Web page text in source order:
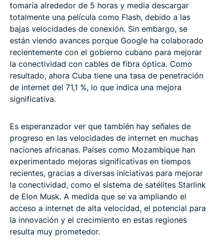
tomaría alrededor de 5 horas y media descargar
totalmente una película como Flash, debido a las
bajas velocidades de conexión. Sin embargo, se
están viendo avances porque Google ha colaborado
recientemente con el gobierno cubano para mejorar
la conectividad con cables de fibra óptica. Como
resultado, ahora Cuba tiene una tasa de penetración
de internet del 71,1 %, lo que indica una mejora
significativa.
Es esperanzador ver que también hay señales de
progreso en las velocidades de internet en muchas
naciones africanas. Países como Mozambique han
experimentado mejoras significativas en tiempos
recientes, gracias a diversas iniciativas para mejorar
la conectividad, como el sistema de satélites Starlink
de Elon Musk. A medida que se va ampliando el
acceso a internet de alta velocidad, el potencial para
la innovación y el crecimiento en estas regiones
resulta muy prometedor.